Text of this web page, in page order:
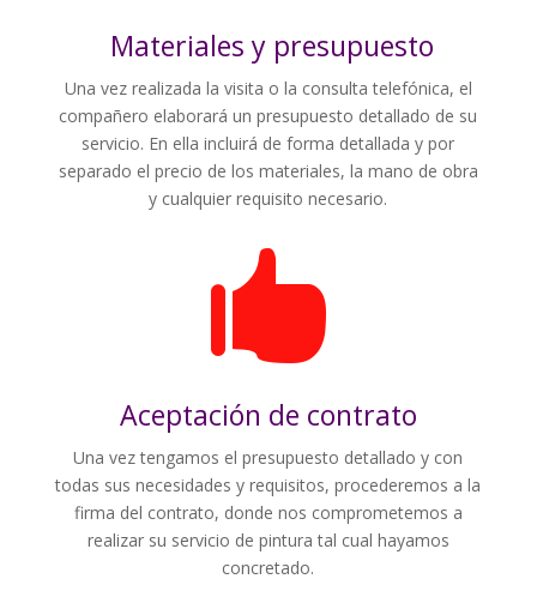
Materiales y presupuesto
Una vez realizada la visita o la consulta telefónica, el
compañero elaborará un presupuesto detallado de su
servicio. En ella incluirá de forma detallada y por
separado el precio de los materiales, la mano de obra
y cualquier requisito necesario.

Aceptación de contrato
Una vez tengamos el presupuesto detallado y con
todas sus necesidades y requisitos, procederemos a la
firma del contrato, donde nos comprometemos a
realizar su servicio de pintura tal cual hayamos
concretado.